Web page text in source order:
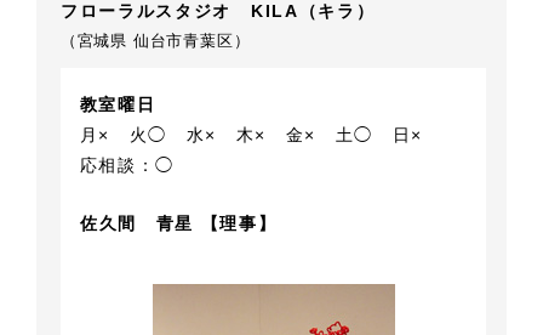
フローラルスタジオ KILA（キラ）
（宮城県 仙台市青葉区）
教室曜日
月×
火◯ 水× 木× 金× 土◯
日×
応相談：◯
佐久間 青星 【理事】